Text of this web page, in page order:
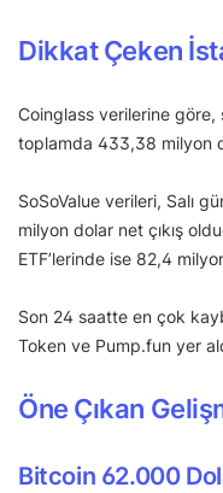
Dikkat Çeken
Coinglass verilerine göre,
toplamda 433,38 milyon
SoSoValue verileri, Salı
milyon dolar net çıkış
ETF’lerinde ise 82,4
Son 24 saatte en çok
Token ve Pump.fun yer
Öne Çıkan
Bitcoin 62.000